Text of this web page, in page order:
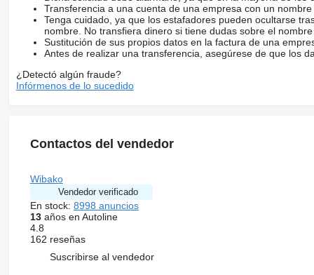
Transferencia a una cuenta de una empresa con un nombre
Tenga cuidado, ya que los estafadores pueden ocultarse
nombre. No transfiera dinero si tiene dudas sobre el nombre
Sustitución de sus propios datos en la factura de una
Antes de realizar una transferencia, asegúrese de que los
¿Detectó algún fraude?
Infórmenos de lo sucedido
Contactos del vendedor
Wibako
Vendedor verificado
En stock: 8998 anuncios
13años en Autoline
4.8
162 reseñas
Suscribirse al vendedor